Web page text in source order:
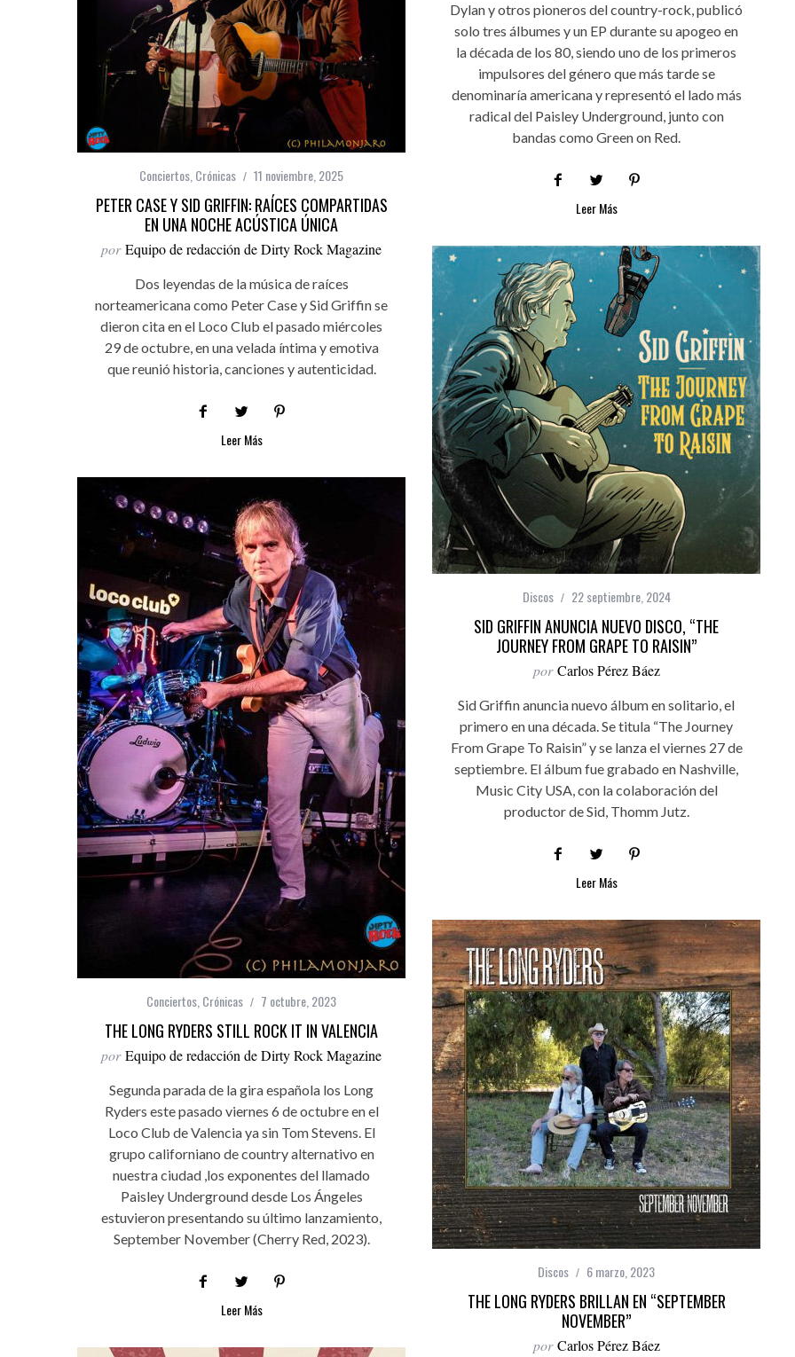
Dylan y otros pioneros del country-rock, publicó
solo tres álbumes y un EP durante su apogeo en
la década de los 80, siendo uno de los primeros
impulsores del género que más tarde se
denominaría americana y representó el lado más
radical del Paisley Underground, junto con
bandas como Green on Red.
Leer Más
Conciertos Crónicas 11 noviembre, 2025
PETER CASE Y SID GRIFFIN: RAÍCES COMPARTIDAS
EN UNA NOCHE ACÚSTICA ÚNICA
por Equipo de redacción de Dirty Rock Magazine
Dos leyendas de la música de raíces
norteamericana como Peter Case y Sid Griffin se
dieron cita en el Loco Club el pasado miércoles
29 de octubre, en una velada íntima y emotiva
que reunió historia, canciones y autenticidad.
Leer Más
Discos 22 septiembre, 2024
SID GRIFFIN ANUNCIA NUEVO DISCO, “THE
JOURNEY FROM GRAPE TO RAISIN”
por Carlos Pérez Báez
Sid Griffin anuncia nuevo álbum en solitario, el
primero en una década. Se titula “The Journey
From Grape To Raisin” y se lanza el viernes 27 de
septiembre. El álbum fue grabado en Nashville,
Music City USA, con la colaboración del
productor de Sid, Thomm Jutz.
Leer Más
Conciertos Crónicas 7 octubre, 2023
THE LONG RYDERS STILL ROCK IT IN VALENCIA
por Equipo de redacción de Dirty Rock Magazine
Segunda parada de la gira española los Long
Ryders este pasado viernes 6 de octubre en el
Loco Club de Valencia ya sin Tom Stevens. El
grupo californiano de country alternativo en
nuestra ciudad ,los exponentes del llamado
Paisley Underground desde Los Ángeles
estuvieron presentando su último lanzamiento,
September November (Cherry Red, 2023).
Leer Más
Discos 6 marzo, 2023
THE LONG RYDERS BRILLAN EN “SEPTEMBER
NOVEMBER”
por Carlos Pérez Báez